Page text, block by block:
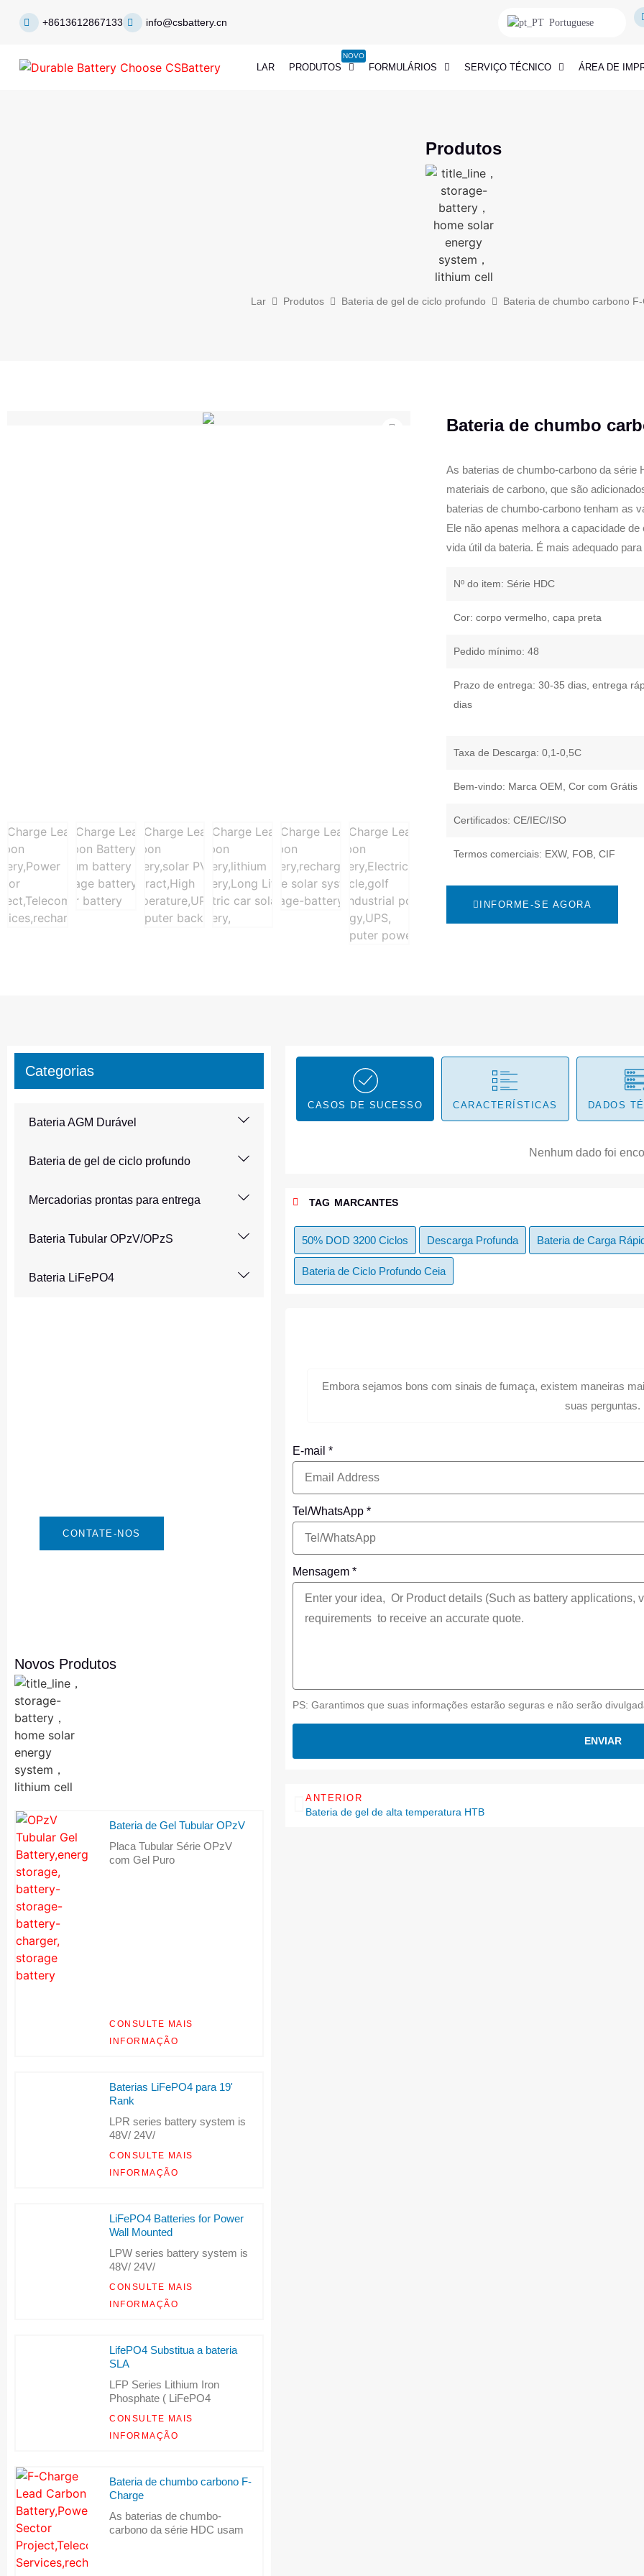
+8613612867133 info@csbattery.cn Portuguese
LAR PRODUTOS
NOVO
FORMULÁRIOS SERVIÇO TÉCNICO ÁREA DE
Produtos
Lar Produtos Bateria de gel de ciclo profundo Bateria de chumbo carbono
Bateria de chumbo
As baterias de chumbo-carbono da série
materiais de carbono, que são
baterias de chumbo-carbono tenham as
Ele não apenas melhora a capacidade
vida útil da bateria. É mais adequado
Nº do item: Série HDC
Cor: corpo vermelho, capa preta
Pedido mínimo: 48
Prazo de entrega: 30-35 dias, entrega
dias
Taxa de Descarga: 0,1-0,5C
Bem-vindo: Marca OEM, Cor com Grátis
Certificados: CE/IEC/ISO
Termos comerciais: EXW, FOB, CIF
INFORME-SE AGORA
Categorias
Bateria AGM Durável
Bateria de gel de ciclo profundo
Mercadorias prontas para entrega
Bateria Tubular OPzV/OPzS
Bateria LiFePO4
CONTATE-NOS
Novos Produtos
Bateria de Gel Tubular OPzV
Placa Tubular Série OPzV
com Gel Puro
CONSULTE MAIS
INFORMAÇÃO
Baterias LiFePO4 para 19'
Rank
LPR series battery system is
48V/ 24V/
CONSULTE MAIS
INFORMAÇÃO
LiFePO4 Batteries for Power
Wall Mounted
LPW series battery system is
48V/ 24V/
CONSULTE MAIS
INFORMAÇÃO
LifePO4 Substitua a bateria
SLA
LFP Series Lithium Iron
Phosphate ( LiFePO4
CONSULTE MAIS
INFORMAÇÃO
Bateria de chumbo carbono F-
Charge
As baterias de chumbo-
carbono da série HDC usam
CASOS DE SUCESSO CARACTERÍSTICAS DADOS
Nenhum dado foi
TAG MARCANTES
50% DOD 3200 Ciclos Descarga Profunda Bateria de Carga
Bateria de Ciclo Profundo Ceia
Embora sejamos bons com sinais de fumaça, existem maneiras
suas perguntas.
E-mail *
Tel/WhatsApp *
Mensagem *
PS: Garantimos que suas informações estarão seguras e não serão
ENVIAR
ANTERIOR
Bateria de gel de alta temperatura HTB